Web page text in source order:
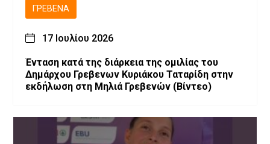
ΓΡΕΒΕΝΆ
17 Ιουλίου 2026
Ένταση κατά της διάρκεια της ομιλίας του
Δημάρχου Γρεβενων Κυριάκου Ταταρίδη στην
εκδήλωση στη Μηλιά Γρεβενών (Βίντεο)